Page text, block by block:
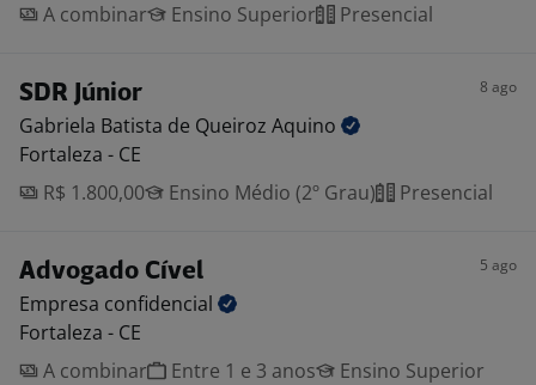
A combinar
Ensino Superior Presencial
SDR Júnior 8 ago
Gabriela Batista de Queiroz Aquino
Fortaleza - CE
R$ 1.800,00
Ensino Médio (2º Grau) Presencial
Advogado Cível 5 ago
Empresa confidencial
Fortaleza - CE
A combinar
Entre 1 e 3 anos
Ensino Superior